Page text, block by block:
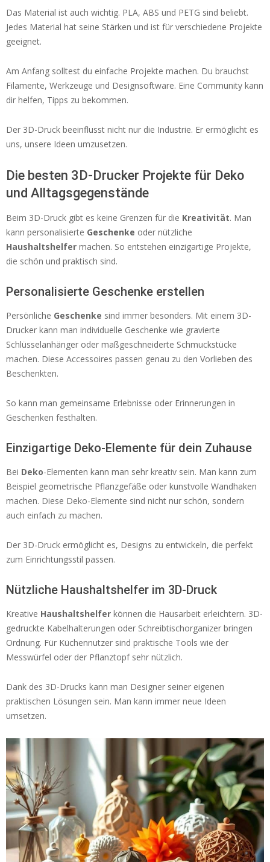
Das Material ist auch wichtig. PLA, ABS und PETG sind beliebt.
Jedes Material hat seine Stärken und ist für verschiedene Projekte
geeignet.
Am Anfang solltest du einfache Projekte machen. Du brauchst
Filamente, Werkzeuge und Designsoftware. Eine Community kann
dir helfen, Tipps zu bekommen.
Der 3D-Druck beeinflusst nicht nur die Industrie. Er ermöglicht es
uns, unsere Ideen umzusetzen.
Die besten 3D-Drucker Projekte für Deko
und Alltagsgegenstände
Beim 3D-Druck gibt es keine Grenzen für die Kreativität. Man
kann personalisierte Geschenke oder nützliche
Haushaltshelfer machen. So entstehen einzigartige Projekte,
die schön und praktisch sind.
Personalisierte Geschenke erstellen
Persönliche Geschenke sind immer besonders. Mit einem 3D-
Drucker kann man individuelle Geschenke wie gravierte
Schlüsselanhänger oder maßgeschneiderte Schmuckstücke
machen. Diese Accessoires passen genau zu den Vorlieben des
Beschenkten.
So kann man gemeinsame Erlebnisse oder Erinnerungen in
Geschenken festhalten.
Einzigartige Deko-Elemente für dein Zuhause
Bei Deko-Elementen kann man sehr kreativ sein. Man kann zum
Beispiel geometrische Pflanzgefäße oder kunstvolle Wandhaken
machen. Diese Deko-Elemente sind nicht nur schön, sondern
auch einfach zu machen.
Der 3D-Druck ermöglicht es, Designs zu entwickeln, die perfekt
zum Einrichtungsstil passen.
Nützliche Haushaltshelfer im 3D-Druck
Kreative Haushaltshelfer können die Hausarbeit erleichtern. 3D-
gedruckte Kabelhalterungen oder Schreibtischorganizer bringen
Ordnung. Für Küchennutzer sind praktische Tools wie der
Messwürfel oder der Pflanztopf sehr nützlich.
Dank des 3D-Drucks kann man Designer seiner eigenen
praktischen Lösungen sein. Man kann immer neue Ideen
umsetzen.